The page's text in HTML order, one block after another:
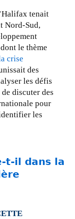
tenait
Nord-Sud,
le thème
crise
des
les défis
discuter des
pour
les
t-il dans la